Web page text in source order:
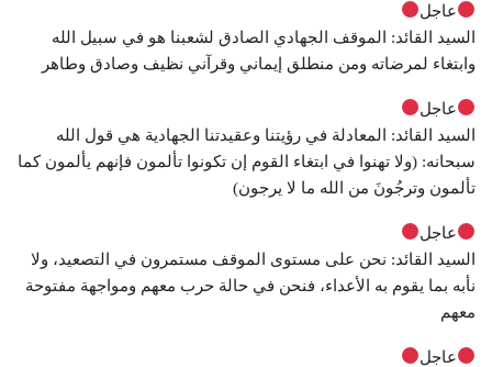
عاجل
السيد القائد: الموقف الجهادي الصادق لشعبنا هو في سبيل الله
وابتغاء لمرضاته ومن منطلق إيماني وقرآني نظيف وصادق وطاهر
عاجل
السيد القائد: المعادلة في رؤيتنا وعقيدتنا الجهادية هي قول الله
سبحانه: (ولا تهنوا في ابتغاء القوم إن تكونوا تألمون فإنهم يألمون كما
تألمون وترجُونَ من الله ما لا يرجون)
عاجل
السيد القائد: نحن على مستوى الموقف مستمرون في التصعيد، ولا
نأبه بما يقوم به الأعداء، فنحن في حالة حرب معهم ومواجهة مفتوحة
معهم
عاجل